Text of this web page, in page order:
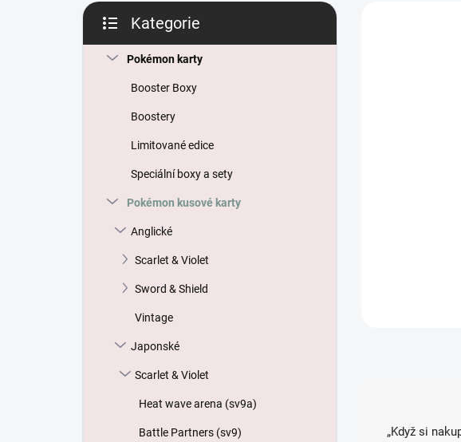
P
s
kategorie
Kategorie
Pokémon karty
Booster Boxy
Boostery
Limitované edice
Speciální boxy a sety
Pokémon kusové karty
Anglické
Scarlet & Violet
Sword & Shield
Vintage
Japonské
Scarlet & Violet
Heat wave arena (sv9a)
Battle Partners (sv9)
„Když si